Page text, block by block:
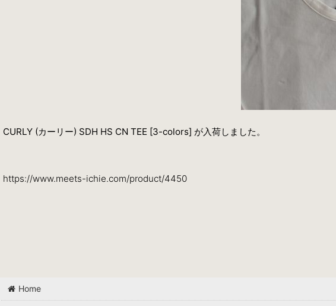
CURLY (カーリー) SDH HS CN TEE [3-colors] が入荷しました。
https://www.meets-ichie.com/product/4450
Home